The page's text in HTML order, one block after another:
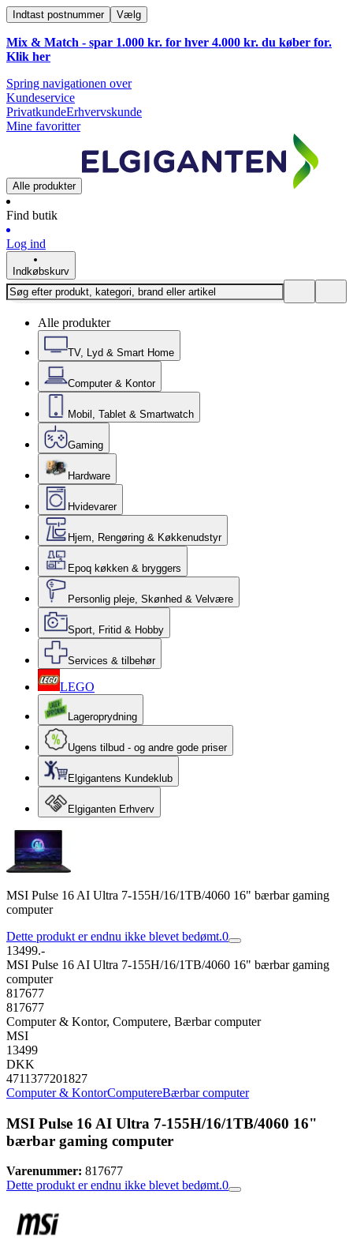
Indtast postnummer Vælg
Mix & Match - spar 1.000 kr. for hver 4.000 kr. du køber for.
Klik her
Spring navigationen over
Kundeservice
PrivatkundeErhvervskunde
Mine favoritter
Alle produkter
Find butik
Log ind
Indkøbskurv
Alle produkter
TV, Lyd & Smart Home
Computer & Kontor
Mobil, Tablet & Smartwatch
Gaming
Hardware
Hvidevarer
Hjem, Rengøring & Køkkenudstyr
Epoq køkken & bryggers
Personlig pleje, Skønhed & Velvære
Sport, Fritid & Hobby
Services & tilbehør
LEGO
Lageroprydning
Ugens tilbud - og andre gode priser
Elgigantens Kundeklub
Elgiganten Erhverv
MSI Pulse 16 AI Ultra 7-155H/16/1TB/4060 16" bærbar gaming
computer
Dette produkt er endnu ikke blevet bedømt.0
13499.-
MSI Pulse 16 AI Ultra 7-155H/16/1TB/4060 16" bærbar gaming
computer
817677
817677
Computer & Kontor, Computere, Bærbar computer
MSI
13499
DKK
4711377201827
Computer & KontorComputereBærbar computer
MSI Pulse 16 AI Ultra 7-155H/16/1TB/4060 16"
bærbar gaming computer
Varenummer: 817677
Dette produkt er endnu ikke blevet bedømt.0